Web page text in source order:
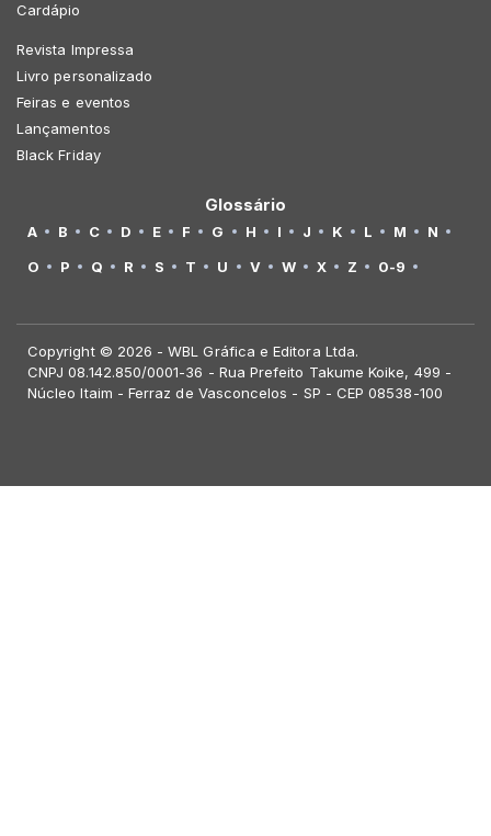
Cardápio
Revista Impressa
Livro personalizado
Feiras e eventos
Lançamentos
Black Friday
Glossário
A B C D E F G H I J K L M
N
O
P Q R S T U V W X Z 0-9
Copyright © 2026 - WBL Gráfica e Editora Ltda.
CNPJ 08.142.850/0001-36 - Rua Prefeito Takume Koike, 499 -
Núcleo Itaim - Ferraz de Vasconcelos - SP - CEP 08538-100